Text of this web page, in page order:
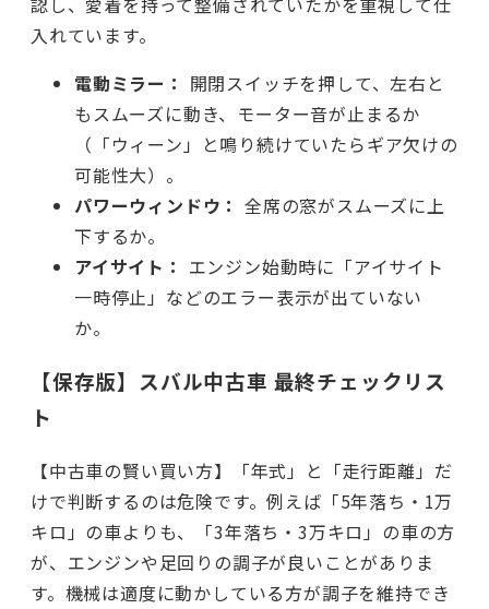
入れています。
電動ミラー： 開閉スイッチを押して、左右と
もスムーズに動き、モーター音が止まるか
（「ウィーン」と鳴り続けていたらギア欠けの
可能性大）。
パワーウィンドウ： 全席の窓がスムーズに上
下するか。
アイサイト： エンジン始動時に「アイサイト
一時停止」などのエラー表示が出ていない
か。
【保存版】スバル中古車 最終チェックリス
ト
【中古車の賢い買い方】「年式」と「走行距離」だ
けで判断するのは危険です。例えば「5年落ち・1万
キロ」の車よりも、「3年落ち・3万キロ」の車の方
が、エンジンや足回りの調子が良いことがありま
す。機械は適度に動かしている方が調子を維持でき